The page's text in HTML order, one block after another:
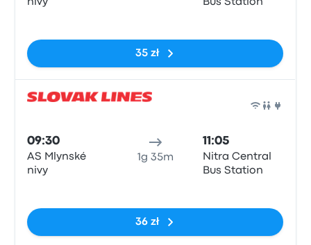
nivy
Bus Station
35 zł
09:30
AS Mlynské
nivy
1g 35m
11:05
Nitra Central
Bus Station
36 zł